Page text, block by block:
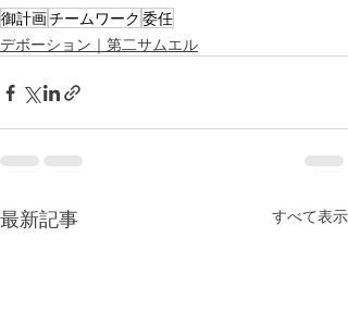
御計画チームワーク 委任
デボーション｜第二サムエル
最新記事 すべて表示